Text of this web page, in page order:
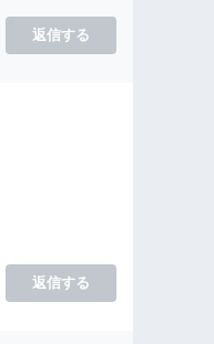
返信する
返信する